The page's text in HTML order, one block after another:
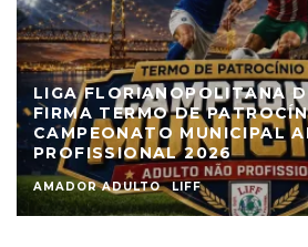
LIGA FLORIANOPOLITANA
FIRMA TERMO DE
CAMPEONATO MUNICIPAL
PROFISSIONAL 2026
AMADOR ADULTO LIFF